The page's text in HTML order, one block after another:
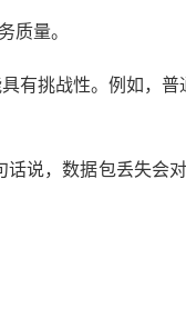
质量。
有挑战性。例如，普
说，数据包丢失会